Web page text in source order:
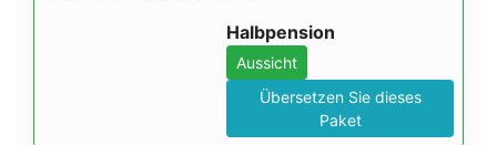
Halbpension
Aussicht
Übersetzen Sie dieses
Paket